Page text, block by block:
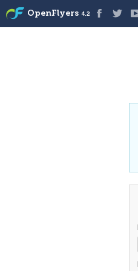
OpenFlyers 4.2